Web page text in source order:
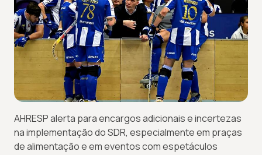
AHRESP alerta para encargos adicionais e incertezas
na implementação do SDR, especialmente em praças
de alimentação e em eventos com espetáculos